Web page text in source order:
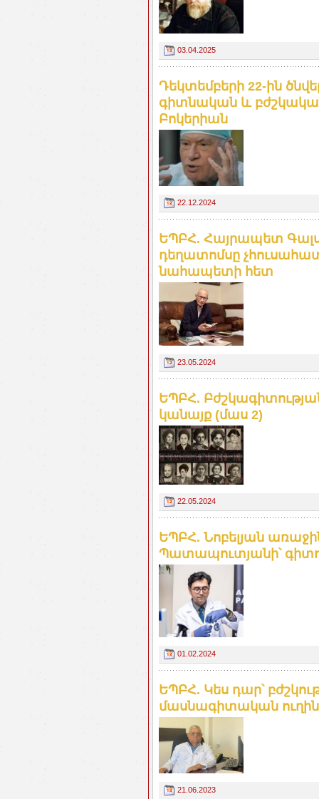
03.04.2025
Դեկտեմբերի 22-ին
գիտնական և
Բոկերիան
22.12.2024
ԵՊԲՀ. Հայրապետ
դեղատոմսը
նահապետի հետ
23.05.2024
ԵՊԲՀ.
կանայք (մաս 2)
22.05.2024
ԵՊԲՀ. Նոբելյան
Պատապուտյանի՝
01.02.2024
ԵՊԲՀ. Կես դար՝
մասնագիտական ուղին
21.06.2023